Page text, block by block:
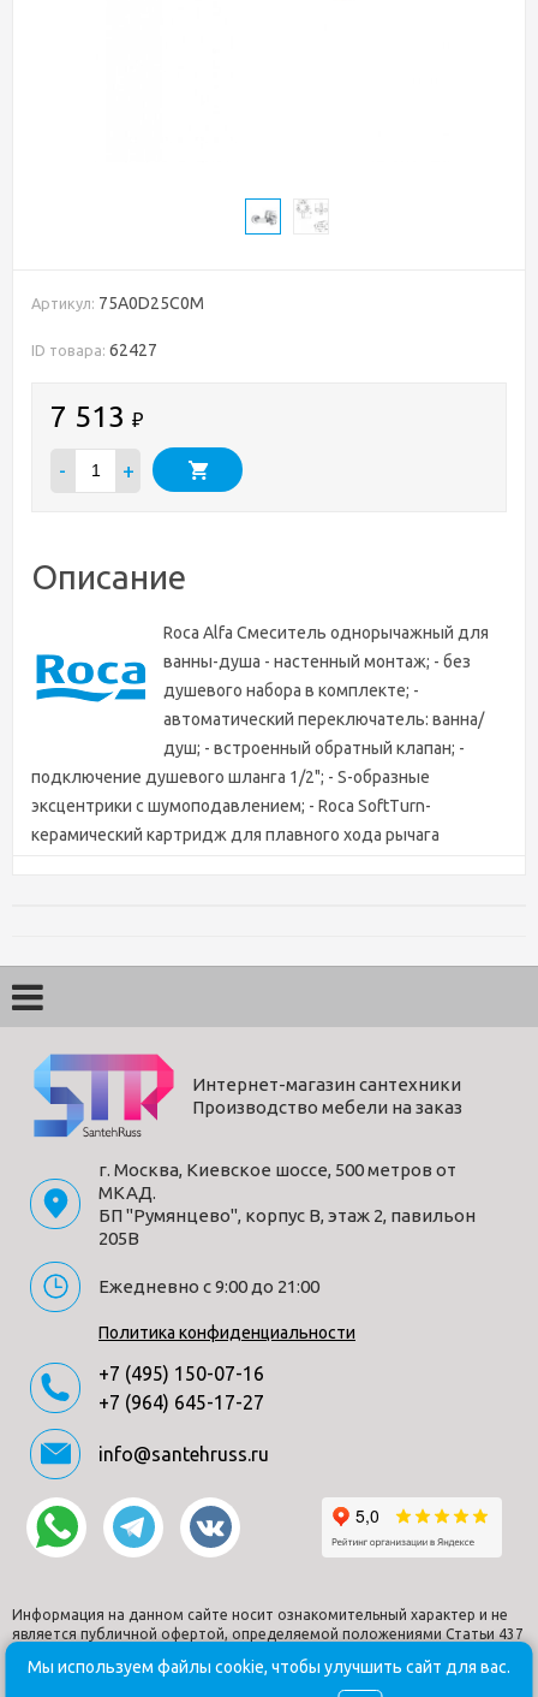
Артикул: 75A0D25C0M
ID товара: 62427
7 513 ₽
- +
Описание
Roca Alfa Смеситель однорычажный для
ванны-душа - настенный монтаж; - без
душевого набора в комплекте; -
автоматический переключатель: ванна/
душ; - встроенный обратный клапан; -
подключение душевого шланга 1/2"; - S-образные
эксцентрики с шумоподавлением; - Roca SoftTurn-
керамический картридж для плавного хода рычага
Характеристики
Поворотный
Да
Цвет
хром
Переключатель
излив/душ
вытяжной
Механизм
смешивания
Roca
Длина шланга
монтажный комплект, инструкция,
Выдвижной
излив
Высота излива
Отверстий для
монтажа
2
Дизайн современный
Интернет-магазин сантехники
Производство мебели на заказ
г. Москва, Киевское шоссе, 500 метров от
МКАД.
БП "Румянцево", корпус В, этаж 2, павильон
205В
Ежедневно с 9:00 до 21:00
Политика конфиденциальности
+7 (495) 150-07-16
+7 (964) 645-17-27
info@santehruss.ru
Информация на данном сайте носит ознакомительный характер и не
является публичной офертой, определяемой положениями Статьи 437
© Santehruss.ru 2018-2026. Все права защищены. Все торговые
Мы используем файлы cookie, чтобы улучшить сайт для вас.